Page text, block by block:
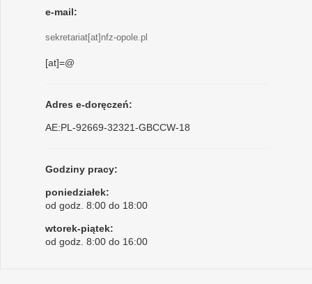
e-mail:
sekretariat[at]nfz-opole.pl
[at]=@
Adres e-doręczeń:
AE:PL-92669-32321-GBCCW-18
Godziny pracy:
poniedziałek:
od godz. 8:00 do 18:00
wtorek-piątek:
od godz. 8:00 do 16:00